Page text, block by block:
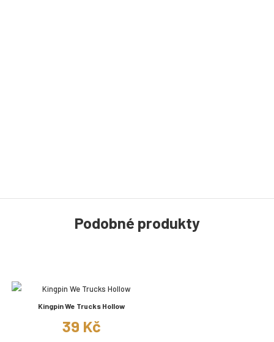
Podobné produkty
Kingpin We Trucks Hollow
39 Kč